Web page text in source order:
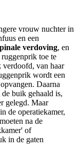
vrouw nuchter in
en een
verdoving, en
toe te
verdoofd, van haar
wordt een
Daarna
buik gehaald is,
gelegd. Maar
de operatiekamer,
na de
of
in de gaten